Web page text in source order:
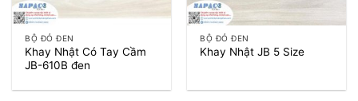
BỘ ĐỎ ĐEN
Khay Nhật Có Tay Cầm
JB-610B đen
BỘ ĐỎ ĐEN
Khay Nhật JB 5 Size